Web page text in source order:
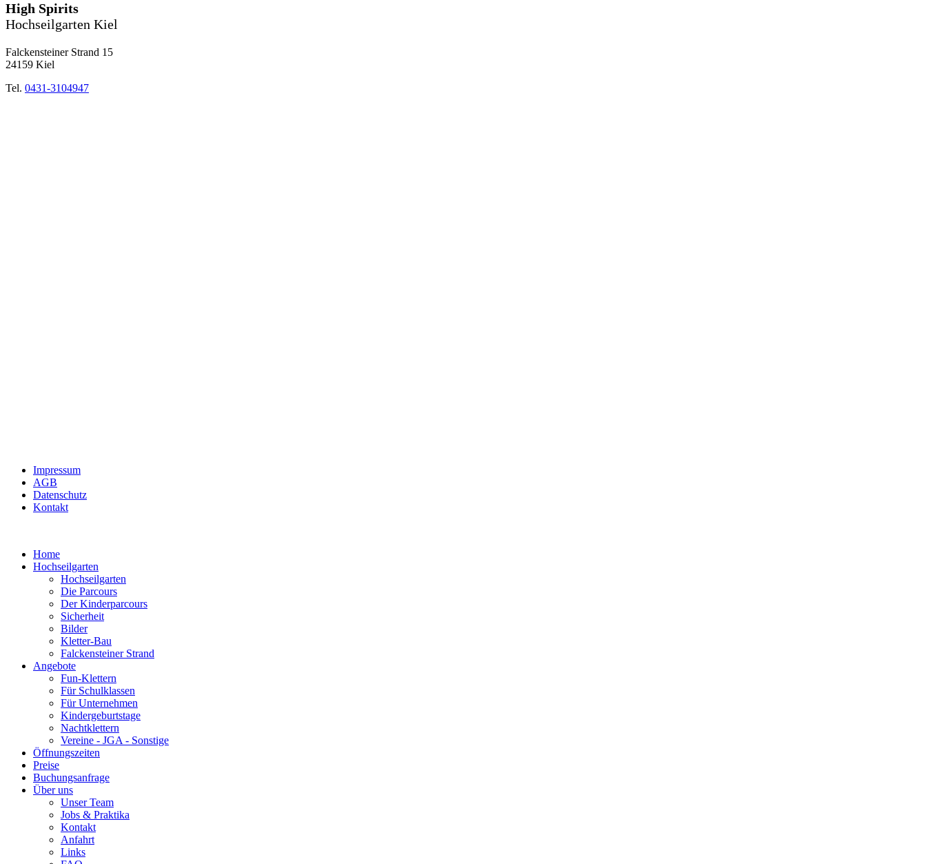
High Spirits
Hochseilgarten Kiel
Falckensteiner Strand 15
24159 Kiel
Tel. 0431-3104947
Impressum
AGB
Datenschutz
Kontakt
Home
Hochseilgarten
Hochseilgarten
Die Parcours
Der Kinderparcours
Sicherheit
Bilder
Kletter-Bau
Falckensteiner Strand
Angebote
Fun-Klettern
Für Schulklassen
Für Unternehmen
Kindergeburtstage
Nachtklettern
Vereine - JGA - Sonstige
Öffnungszeiten
Preise
Buchungsanfrage
Über uns
Unser Team
Jobs & Praktika
Kontakt
Anfahrt
Links